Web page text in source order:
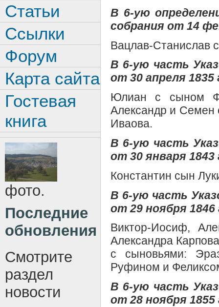
В 6-ую
собрания от 14
Вацлав-Станислав
В 6-ую часть
от 30 апреля 1835
Юлиан с сыном
Александр и Семен
Иваова.
В 6-ую часть
от 30 января 1843
Константин сын
В 6-ую часть
от 29 ноября 1846
Виктор-Иосиф,
Александра
с сыновьями:
Руфином и
В 6-ую часть
от 28 ноября 1855
Статьи
Ссылки
Форум
Карта сайта
Гостевая
книга
фото.
Последние
обновления
Смотрите
раздел
новости